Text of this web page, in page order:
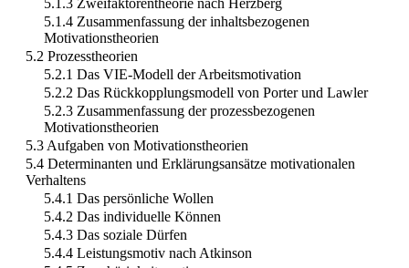
5.1.4 Zusammenfassung der inhaltsbezogenen
Motivationstheorien
5.2 Prozesstheorien
5.2.1 Das VIE-Modell der Arbeitsmotivation
5.2.2 Das Rückkopplungsmodell von Porter und Lawler
5.2.3 Zusammenfassung der prozessbezogenen
Motivationstheorien
5.3 Aufgaben von Motivationstheorien
5.4 Determinanten und Erklärungsansätze motivationalen
Verhaltens
5.4.1 Das persönliche Wollen
5.4.2 Das individuelle Können
5.4.3 Das soziale Dürfen
5.4.4 Leistungsmotiv nach Atkinson